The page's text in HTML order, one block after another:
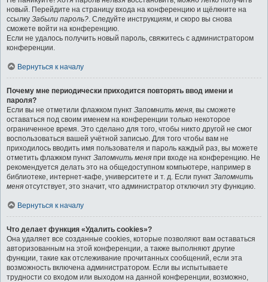
новый. Перейдите на страницу входа на конференцию и щёлкните на
ссылку Забыли пароль?. Следуйте инструкциям, и скоро вы снова
сможете войти на конференцию.
Если не удалось получить новый пароль, свяжитесь с администратором
конференции.
Вернуться к началу
Почему мне периодически приходится повторять ввод имени и
пароля?
Если вы не отметили флажком пункт Запомнить меня, вы сможете
оставаться под своим именем на конференции только некоторое
ограниченное время. Это сделано для того, чтобы никто другой не смог
воспользоваться вашей учётной записью. Для того чтобы вам не
приходилось вводить имя пользователя и пароль каждый раз, вы можете
отметить флажком пункт Запомнить меня при входе на конференцию. Не
рекомендуется делать это на общедоступном компьютере, например в
библиотеке, интернет-кафе, университете и т. д. Если пункт Запомнить
меня отсутствует, это значит, что администратор отключил эту функцию.
Вернуться к началу
Что делает функция «Удалить cookies»?
Она удаляет все созданные cookies, которые позволяют вам оставаться
авторизованным на этой конференции, а также выполняют другие
функции, такие как отслеживание прочитанных сообщений, если эта
возможность включена администратором. Если вы испытываете
трудности со входом или выходом на данной конференции, возможно,